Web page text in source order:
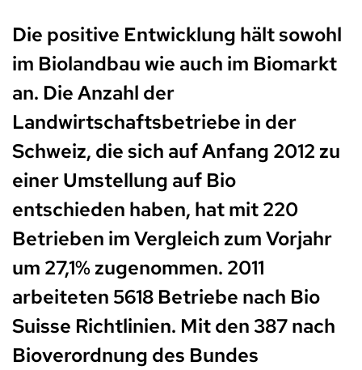
Die positive Entwicklung hält sowohl
im Biolandbau wie auch im Biomarkt
an. Die Anzahl der
Landwirtschaftsbetriebe in der
Schweiz, die sich auf Anfang 2012 zu
einer Umstellung auf Bio
entschieden haben, hat mit 220
Betrieben im Vergleich zum Vorjahr
um 27,1% zugenommen. 2011
arbeiteten 5618 Betriebe nach Bio
Suisse Richtlinien. Mit den 387 nach
Bioverordnung des Bundes